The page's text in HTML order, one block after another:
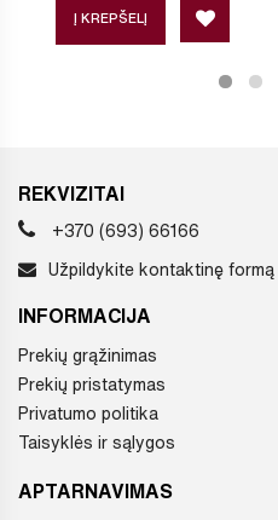
Į KREPŠELĮ
REKVIZITAI
+370 (693) 66166
Užpildykite kontaktinę formą
INFORMACIJA
Prekių grąžinimas
Prekių pristatymas
Privatumo politika
Taisyklės ir sąlygos
APTARNAVIMAS